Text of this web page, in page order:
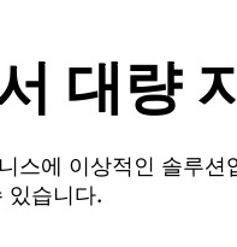
대량
스에 이상적인 솔루
있습니다.